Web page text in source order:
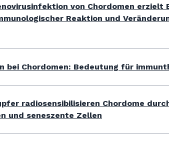
von Chordomen
Reaktion und
bei Chordomen: Bedeutung für
radiosensibilisieren Chordome
und seneszente Zellen